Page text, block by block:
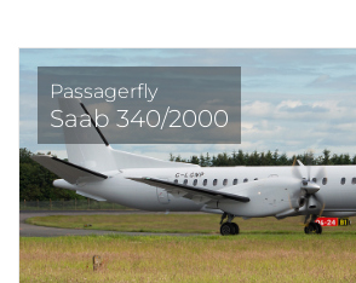
Passagerfly
Saab 340/2000